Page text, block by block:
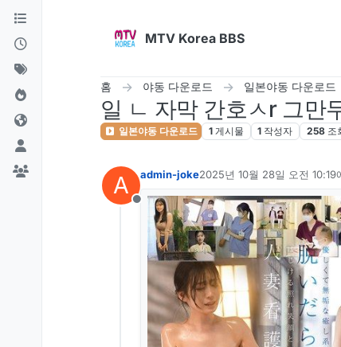
콘텐츠로 건너뛰기
MTV Korea BBS
홈 야동 다운로드 일본야동 다운로드
일 ㄴ 자막 간호ㅅr 그만
일본야동 다운로드 1 게시물 1 작성자 258 조
A
오프라인
admin-joke2025년 10월 28일 오전 10:19
마지막 수정자: